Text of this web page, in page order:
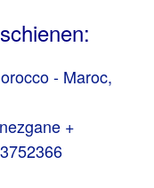
- Maroc,
+